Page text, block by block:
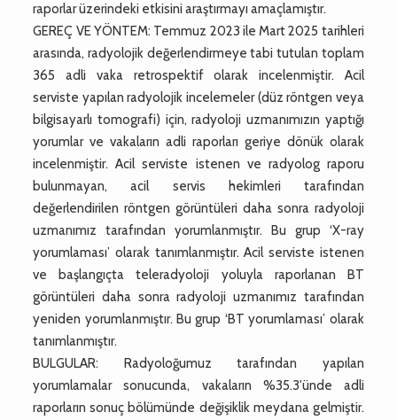
raporlar üzerindeki etkisini araştırmayı amaçlamıştır.
GEREÇ VE YÖNTEM: Temmuz 2023 ile Mart 2025 tarihleri
arasında, radyolojik değerlendirmeye tabi tutulan toplam
365 adli vaka retrospektif olarak incelenmiştir. Acil
serviste yapılan radyolojik incelemeler (düz röntgen veya
bilgisayarlı tomografi) için, radyoloji uzmanımızın yaptığı
yorumlar ve vakaların adli raporları geriye dönük olarak
incelenmiştir. Acil serviste istenen ve radyolog raporu
bulunmayan, acil servis hekimleri tarafından
değerlendirilen röntgen görüntüleri daha sonra radyoloji
uzmanımız tarafından yorumlanmıştır. Bu grup ‘X-ray
yorumlaması’ olarak tanımlanmıştır. Acil serviste istenen
ve başlangıçta teleradyoloji yoluyla raporlanan BT
görüntüleri daha sonra radyoloji uzmanımız tarafından
yeniden yorumlanmıştır. Bu grup ‘BT yorumlaması’ olarak
tanımlanmıştır.
BULGULAR: Radyoloğumuz tarafından yapılan
yorumlamalar sonucunda, vakaların %35.3'ünde adli
raporların sonuç bölümünde değişiklik meydana gelmiştir.